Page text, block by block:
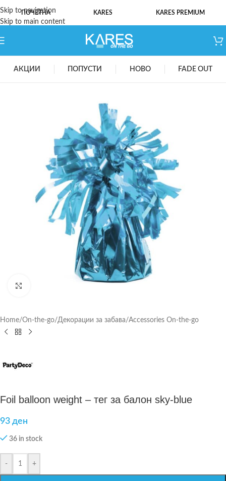
Skip to navigation
Skip to main content
ПОЧЕТНА KARES KARES PREMIUM
АКЦИИ ПОПУСТИ НОВО FADE OUT
Home/On-the-go/Декорации за забава/Accessories On-the-go
Foil balloon weight – тег за балон sky-blue
93 ден
36 in stock
- +